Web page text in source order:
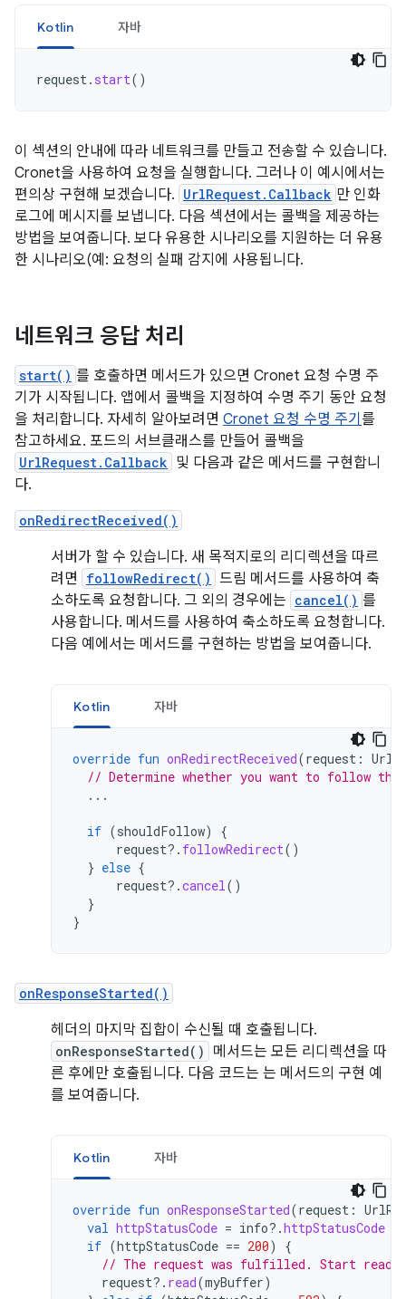
Kotlin 자바
request. start()
이 섹션의 안내에 따라 네트워크를 만들고 전송할 수 있습니다.
Cronet을 사용하여 요청을 실행합니다. 그러나 이 예시에서는
편의상 구현해 보겠습니다. UrlRequest.Callback 만 인화
로그에 메시지를 보냅니다. 다음 섹션에서는 콜백을 제공하는
방법을 보여줍니다. 보다 유용한 시나리오를 지원하는 더 유용
한 시나리오(예: 요청의 실패 감지에 사용됩니다.
네트워크 응답 처리
start() 를 호출하면 메서드가 있으면 Cronet 요청 수명 주
기가 시작됩니다. 앱에서 콜백을 지정하여 수명 주기 동안 요청
을 처리합니다. 자세히 알아보려면 Cronet 요청 수명 주기 를
참고하세요. 포드의 서브클래스를 만들어 콜백을
UrlRequest.Callback 및 다음과 같은 메서드를 구현합니
다.
onRedirectReceived()
서버가 할 수 있습니다. 새 목적지로의 리디렉션을 따르
려면
followRedirect() 드림 메서드를 사용하여 축
소하도록 요청합니다. 그 외의 경우에는 cancel() 를
사용합니다. 메서드를 사용하여 축소하도록 요청합니다.
다음 예에서는 메서드를 구현하는 방법을 보여줍니다.
Kotlin 자바
override fun onRedirectReceived(request :
// Determine whether you want to follow
...
if (shouldFollow)
{
request?. followRedirect()
} else {
request?.cancel()
}
}
onResponseStarted()
헤더의 마지막 집합이 수신될 때 호출됩니다.
onResponseStarted()
메서드는 모든 리디렉션을 따
른 후에만 호출됩니다. 다음 코드는 는 메서드의 구현 예
를 보여줍니다.
Kotlin 자바
override fun onResponseStarted(request :
val httpStatusCode = info?.httpStatusCode
if (httpStatusCode == 200)
{
// The request was fulfilled. Start
request?. read(myBuffer)